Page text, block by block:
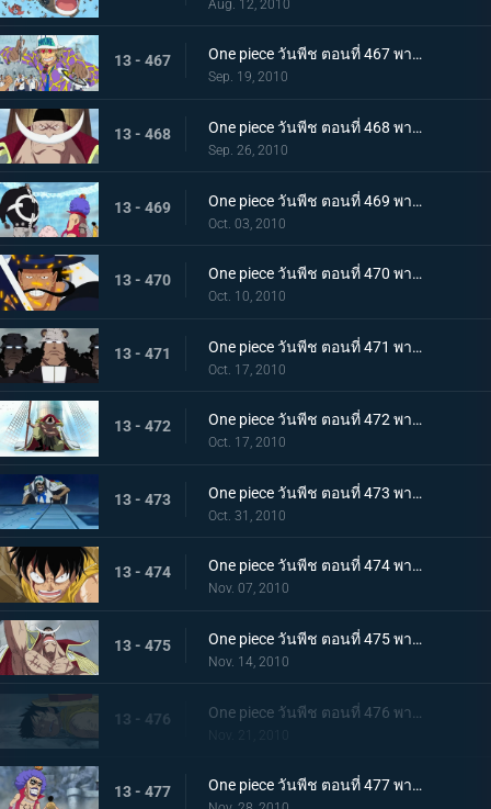
Aug. 12, 2010
13 - 467 One piece วันพีช ตอนที่ 467 พากย์ไทย ถึงต้องตายก็จะช่วย การต่อสู้ของ ลูฟี่ กับ กองทัพเรือ เริ่มแล้ว
Sep. 19, 2010
13 - 468 One piece วันพีช ตอนที่ 468 พากย์ไทย สงครามยังคงดุเดือด! การต่อสู้ระหว่างผู้มีพลังพิเศษ
Sep. 26, 2010
13 - 469 One piece วันพีช ตอนที่ 469 พากย์ไทย เหตุผิดปกติที่เกิดจากคุมะ หมัดแห่งความโกรธของคุณอีวา
Oct. 03, 2010
13 - 470 One piece วันพีช ตอนที่ 470 พากย์ไทย สุดยอดนักดาบมิฮอว์ค คมดาบดำที่ฟาดใส่ลูฟี่
Oct. 10, 2010
13 - 471 One piece วันพีช ตอนที่ 471 พากย์ไทย เริ่มแผนทำลายล้าง อาณุภาพของกองทัพแปซิฟิสต้า
Oct. 17, 2010
13 - 472 One piece วันพีช ตอนที่ 472 พากย์ไทย อุบายของอาคาอินุ! หนวดขาวติดกับเข้าแล้ว
Oct. 17, 2010
13 - 473 One piece วันพีช ตอนที่ 473 พากย์ไทย เริ่มใช้แผนกำแพงล้อม! กลุ่มโจรสลัดหนวดขาวจนมุม!!
Oct. 31, 2010
13 - 474 One piece วันพีช ตอนที่ 474 พากย์ไทย คำสั่งลงมือประหารออกมาแล้ว ถล่มกำแพงที่ล้อมเร็วเข้า!
Nov. 07, 2010
13 - 475 One piece วันพีช ตอนที่ 475 พากย์ไทย เข้าสู่ช่วงสุดท้าย! หมากพลิกสถานการณ์ของหนวดขาว
Nov. 14, 2010
13 - 476
13 - 477 One piece วันพีช ตอนที่ 477 พากย์ไทย พลังที่ลดอายุขัย! ใช้เทนชั่นฮอร์โมนอีกครั้ง!